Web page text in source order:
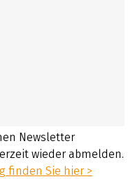
Newsletter
wieder abmelden.
finden Sie hier >